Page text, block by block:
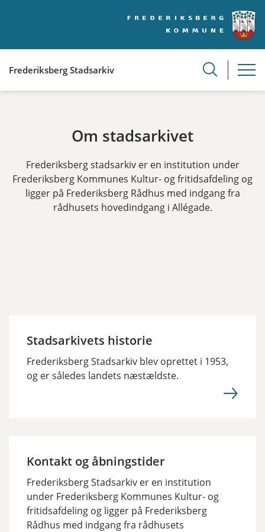
Frederiksberg Stadsarkiv
Om stadsarkivet
Frederiksberg stadsarkiv er en institution under
Frederiksberg Kommunes Kultur- og fritidsafdeling og
ligger på Frederiksberg Rådhus med indgang fra
rådhusets hovedindgang i Allégade.
Stadsarkivets historie
Frederiksberg Stadsarkiv blev oprettet i 1953,
og er således landets næstældste.
Kontakt og åbningstider
Frederiksberg Stadsarkiv er en institution
under Frederiksberg Kommunes Kultur- og
fritidsafdeling og ligger på Frederiksberg
Rådhus med indgang fra rådhusets